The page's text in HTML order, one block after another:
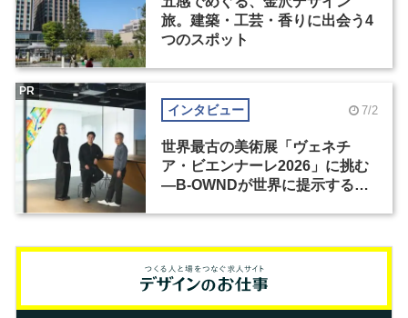
旅。建築・工芸・香りに出会う4
つのスポット
インタビュー 7/2
世界最古の美術展「ヴェネチ
ア・ビエンナーレ2026」に挑む
―B-OWNDが世界に提示する美
PR